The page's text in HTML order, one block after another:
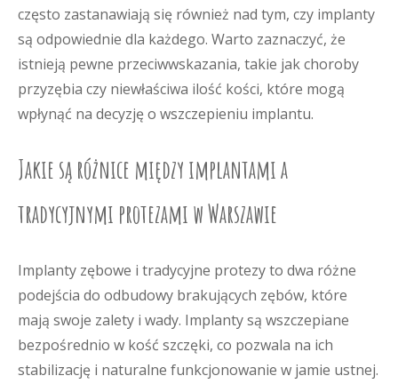
często zastanawiają się również nad tym, czy implanty
są odpowiednie dla każdego. Warto zaznaczyć, że
istnieją pewne przeciwwskazania, takie jak choroby
przyzębia czy niewłaściwa ilość kości, które mogą
wpłynąć na decyzję o wszczepieniu implantu.
Jakie są różnice między implantami a
tradycyjnymi protezami w Warszawie
Implanty zębowe i tradycyjne protezy to dwa różne
podejścia do odbudowy brakujących zębów, które
mają swoje zalety i wady. Implanty są wszczepiane
bezpośrednio w kość szczęki, co pozwala na ich
stabilizację i naturalne funkcjonowanie w jamie ustnej.